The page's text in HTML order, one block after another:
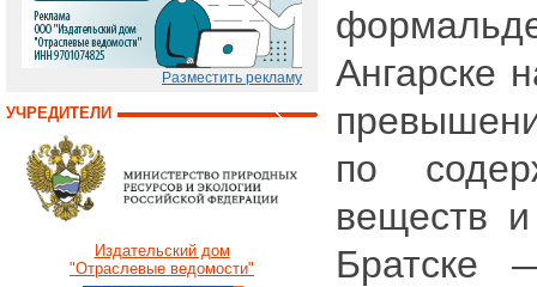
Разместить рекламу
УЧРЕДИТЕЛИ
Издательский дом
"Отраслевые ведомости"
Ангарске
по
веществ